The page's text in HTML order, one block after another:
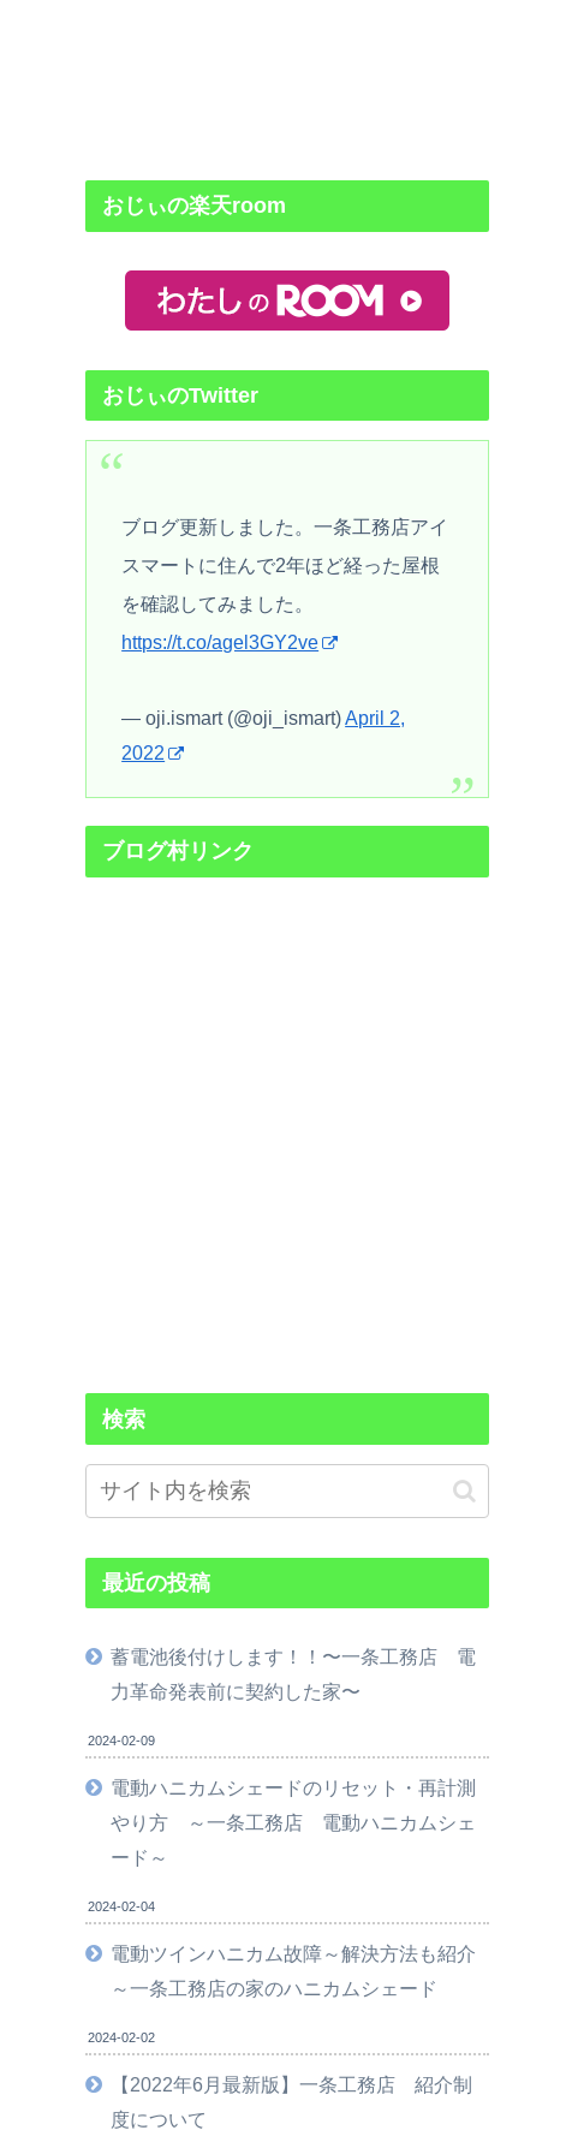
おじぃの楽天room
おじぃのTwitter
ブログ更新しました。一条工務店アイ
スマートに住んで2年ほど経った屋根
を確認してみました。
https://t.co/agel3GY2ve
— oji.ismart (@oji_ismart)April 2,
2022
ブログ村リンク
検索
最近の投稿
蓄電池後付けします！！〜一条工務店 電
力革命発表前に契約した家〜
2024-02-09
電動ハニカムシェードのリセット・再計測
やり方 ～一条工務店 電動ハニカムシェ
ード～
2024-02-04
電動ツインハニカム故障～解決方法も紹介
～一条工務店の家のハニカムシェード
2024-02-02
【2022年6月最新版】一条工務店 紹介制
度について